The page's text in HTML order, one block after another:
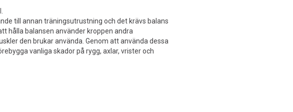
till annan träningsutrustning och det krävs balans
hålla balansen använder kroppen andra
den brukar använda. Genom att använda dessa
vanliga skador på rygg, axlar, vrister och